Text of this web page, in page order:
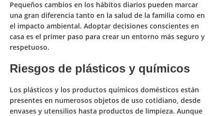
Pequeños cambios en los hábitos diarios pueden marcar
una gran diferencia tanto en la salud de la familia como en
el impacto ambiental. Adoptar decisiones conscientes en
casa es el primer paso para crear un entorno más seguro y
respetuoso.
Riesgos de plásticos y químicos
Los plásticos y los productos químicos domésticos están
presentes en numerosos objetos de uso cotidiano, desde
envases y utensilios hasta productos de limpieza. Aunque